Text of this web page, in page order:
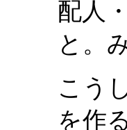
配人
と。
こう
を作